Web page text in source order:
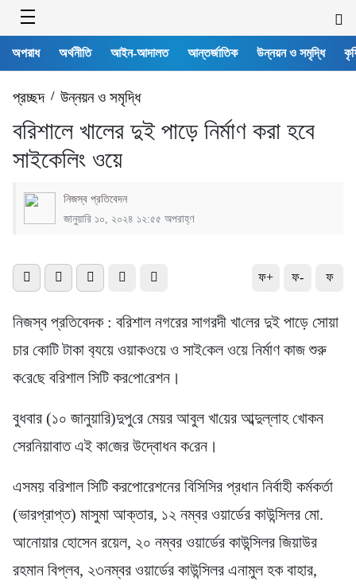
অপরাধ অর্থনীতি আইন-আদালত আন্তর্জাতিক উন্নয়ন ও সমৃদ্ধি
প্রচ্ছদ/ উন্নয়ন ও সমৃদ্ধি
ব‌রিশালে খালের দুই পাড়ে নির্মাণ করা হবে
সাইকেলিং ওয়ে
নিজস্ব প্রতিবেদন
জানুয়ারি ১০, ২০২৪ ১২:৫৫ অপরাহ্ণ
ফ+ ফ- ফ
নিজস্ব প্রতিবেদক : ব‌রিশাল নগরের সাগরদী খা‌লের দুই পাড়ে সোয়া
চার কো‌টি টাকা ব‌্যয়ে ওয়াকওয়ে ও সাই‌কেল ওয়ে নির্মাণ কাজ শুরু
ক‌রে‌ছে ব‌রিশাল সি‌টি কর‌পো‌রেশন।
বুধবার (১০ জানুয়ারি)দুপু‌রে মেয়র আবুল খা‌য়ের আব্দুল্লাহ খোকন
সের‌নিয়াব‌াত এই কা‌জের উদ্বোধন ক‌রেন।
এসময় বরিশাল সিটি করপোরেশনের বিসিসির প্রধান নির্বাহী কর্মকর্তা
(ভারপ্রাপ্ত) মাসুমা আক্তার, ১২ নম্বর ওয়ার্ডের কাউন্সিলর মো.
আনোয়ার হোসেন রয়েল, ২০ নম্বর ওয়ার্ডের কাউন্সিলর জিয়াউর
রহমান বিপ্লব, ২৩নম্বর ওয়ার্ডের কাউন্সিলর এনামুল হক বাহার,